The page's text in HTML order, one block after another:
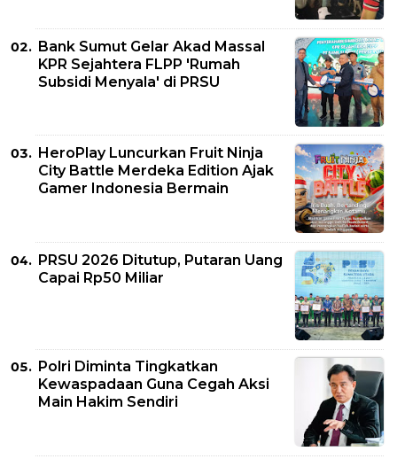
Bank Sumut Gelar Akad Massal
KPR Sejahtera FLPP 'Rumah
Subsidi Menyala' di PRSU
HeroPlay Luncurkan Fruit Ninja
City Battle Merdeka Edition Ajak
Gamer Indonesia Bermain
PRSU 2026 Ditutup, Putaran Uang
Capai Rp50 Miliar
Polri Diminta Tingkatkan
Kewaspadaan Guna Cegah Aksi
Main Hakim Sendiri